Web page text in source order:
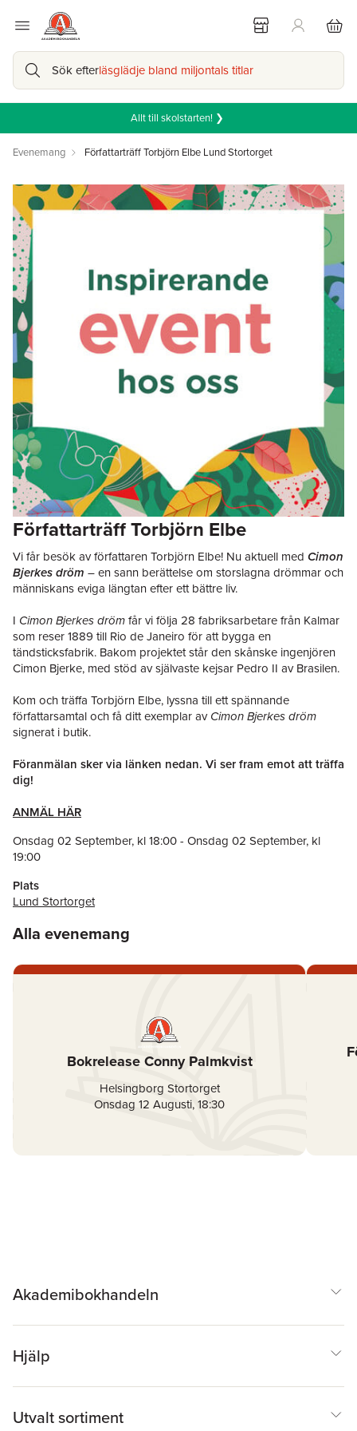
Sök efterläsglädje bland miljontals titlar
Allt till skolstarten! ❯
Evenemang Författarträff Torbjörn Elbe Lund Stortorget
Författarträff Torbjörn Elbe
Vi får besök av författaren Torbjörn Elbe! Nu aktuell med Cimon
Bjerkes dröm –en sann berättelse om storslagna drömmar och
människans eviga längtan efter ett bättre liv.
I Cimon Bjerkes drömfår vi följa 28 fabriksarbetare från Kalmar
som reser 1889 till Rio de Janeiro för att bygga en
tändsticksfabrik. Bakom projektet står den skånske ingenjören
Cimon Bjerke, med stöd av självaste kejsar Pedro II av Brasilen.
Kom och träffa Torbjörn Elbe, lyssna till ett spännande
författarsamtal och få ditt exemplar avCimon Bjerkes dröm
signerat i butik.
Föranmälan sker via länken nedan. Vi ser fram emot att träffa
dig!
ANMÄL HÄR
Onsdag 02 September, kl18:00- Onsdag 02 September, kl
19:00
Plats
Lund Stortorget
Alla evenemang
Bokrelease Conny Palmkvist
Helsingborg Stortorget
Onsdag 12 Augusti,18:30
Akademibokhandeln
Hjälp
Utvalt sortiment